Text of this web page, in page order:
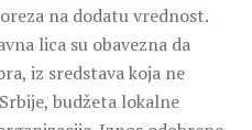
na dodatu vrednost.
lica su obavezna da
iz sredstava koja ne
budžeta lokalne